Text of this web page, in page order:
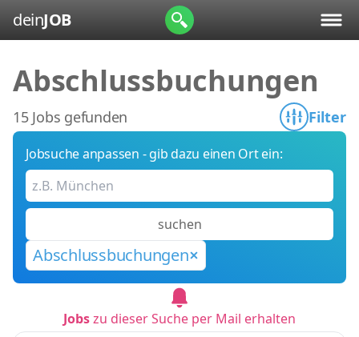
deinJOB
Abschlussbuchungen
15 Jobs gefunden Filter
Jobsuche anpassen - gib dazu einen Ort ein:
suchen
Abschlussbuchungen
Jobszu dieser Suche per Mail erhalten